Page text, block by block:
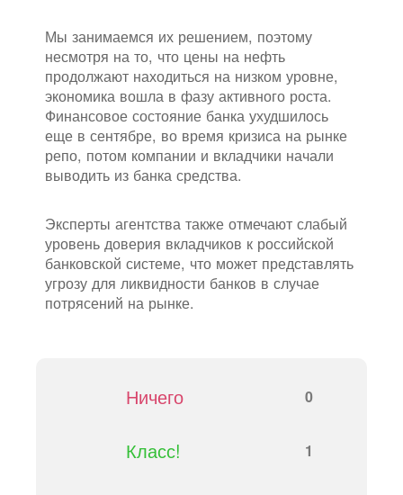
Мы занимаемся их решением, поэтому
несмотря на то, что цены на нефть
продолжают находиться на низком уровне,
экономика вошла в фазу активного роста.
Финансовое состояние банка ухудшилось
еще в сентябре, во время кризиса на рынке
репо, потом компании и вкладчики начали
выводить из банка средства.
Эксперты агентства также отмечают слабый
уровень доверия вкладчиков к российской
банковской системе, что может представлять
угрозу для ликвидности банков в случае
потрясений на рынке.
Ничего 0
Класс! 1